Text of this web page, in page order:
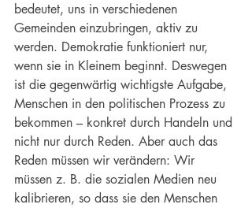
bedeutet, uns in verschiedenen
Gemeinden einzubringen, aktiv zu
werden. Demokratie funktioniert nur,
wenn sie in Kleinem beginnt. Deswegen
ist die gegenwärtig wichtigste Aufgabe,
Menschen in den politischen Prozess zu
bekommen – konkret durch Handeln und
nicht nur durch Reden. Aber auch das
Reden müssen wir verändern: Wir
müssen z. B. die sozialen Medien neu
kalibrieren, so dass sie den Menschen